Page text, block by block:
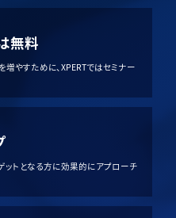
無料
やすために、XPERTではセミナー
ットとなる方に効果的にアプローチ